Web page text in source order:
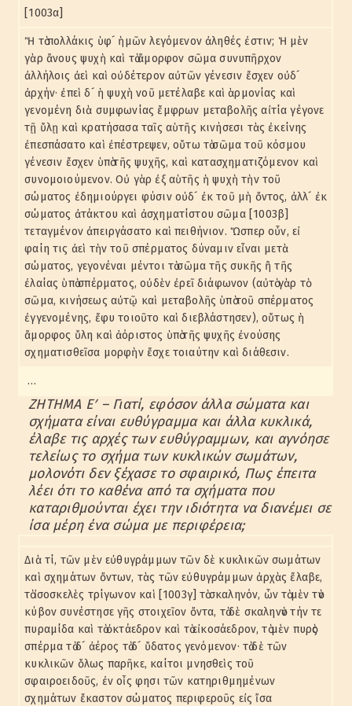
[1003α]
Ἢ τὸ πολλάκις ὑφ´ ἡμῶν λεγόμενον ἀληθές ἐστιν; Ἡ μὲν
γὰρ ἄνους ψυχὴ καὶ τὸ ἄμορφον σῶμα συνυπῆρχον
ἀλλήλοις ἀεὶ καὶ οὐδέτερον αὐτῶν γένεσιν ἔσχεν οὐδ´
ἀρχήν· ἐπεὶ δ´ ἡ ψυχὴ νοῦ μετέλαβε καὶ ἁρμονίας καὶ
γενομένη διὰ συμφωνίας ἔμφρων μεταβολῆς αἰτία γέγονε
τῇ ὕλῃ καὶ κρατήσασα ταῖς αὑτῆς κινήσεσι τὰς ἐκείνης
ἐπεσπάσατο καὶ ἐπέστρεψεν, οὕτω τὸ σῶμα τοῦ κόσμου
γένεσιν ἔσχεν ὑπὸ τῆς ψυχῆς, καὶ κατασχηματιζόμενον καὶ
συνομοιούμενον. Οὐ γὰρ ἐξ αὑτῆς ἡ ψυχὴ τὴν τοῦ
σώματος ἐδημιούργει φύσιν οὐδ´ ἐκ τοῦ μὴ ὄντος, ἀλλ´ ἐκ
σώματος ἀτάκτου καὶ ἀσχηματίστου σῶμα [1003β]
τεταγμένον ἀπειργάσατο καὶ πειθήνιον. Ὥσπερ οὖν, εἰ
φαίη τις ἀεὶ τὴν τοῦ σπέρματος δύναμιν εἶναι μετὰ
σώματος, γεγονέναι μέντοι τὸ σῶμα τῆς συκῆς ἢ τῆς
ἐλαίας ὑπὸ σπέρματος, οὐδὲν ἐρεῖ διάφωνον (αὐτὸ γὰρ τὸ
σῶμα, κινήσεως αὐτῷ καὶ μεταβολῆς ὑπὸ τοῦ σπέρματος
ἐγγενομένης, ἔφυ τοιοῦτο καὶ διεβλάστησεν), οὕτως ἡ
ἄμορφος ὕλη καὶ ἀόριστος ὑπὸ τῆς ψυχῆς ἐνούσης
σχηματισθεῖσα μορφὴν ἔσχε τοιαύτην καὶ διάθεσιν.
…
ΖΗΤΗΜΑ Εʹ – Γιατί, εφόσον άλλα σώματα και
σχήματα είναι ευθύγραμμα και άλλα κυκλικά,
έλαβε τις αρχές των ευθύγραμμων, και αγνόησε
τελείως το σχήμα των κυκλικών σωμάτων,
μολονότι δεν ξέχασε το σφαιρικό, Πως έπειτα
λέει ότι το καθένα από τα σχήματα που
καταριθμούνται έχει την ιδιότητα να διανέμει σε
ίσα μέρη ένα σώμα με περιφέρεια;
Διὰ τί, τῶν μὲν εὐθυγράμμων τῶν δὲ κυκλικῶν σωμάτων
καὶ σχημάτων ὄντων, τὰς τῶν εὐθυγράμμων ἀρχὰς ἔλαβε,
τὸ ἰσοσκελὲς τρίγωνον καὶ [1003γ] τὸ σκαληνόν, ὧν τὸ μὲν τὸν
κύβον συνέστησε γῆς στοιχεῖον ὄντα, τὸ δὲ σκαληνὸν τήν τε
πυραμίδα καὶ τὸ ὀκτάεδρον καὶ τὸ εἰκοσάεδρον, τὸ μὲν πυρὸς
σπέρμα τὸ δ´ ἀέρος τὸ δ´ ὕδατος γενόμενον· τὸ δὲ τῶν
κυκλικῶν ὅλως παρῆκε, καίτοι μνησθεὶς τοῦ
σφαιροειδοῦς, ἐν οἷς φησι τῶν κατηριθμημένων
σχημάτων ἕκαστον σώματος περιφεροῦς εἰς ἴσα